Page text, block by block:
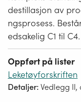
destillasjon av
ngsprosess.
edsakelig C1 til C4.
Oppført på lister
Leketøyforskriften
Detaljer:Vedlegg II,